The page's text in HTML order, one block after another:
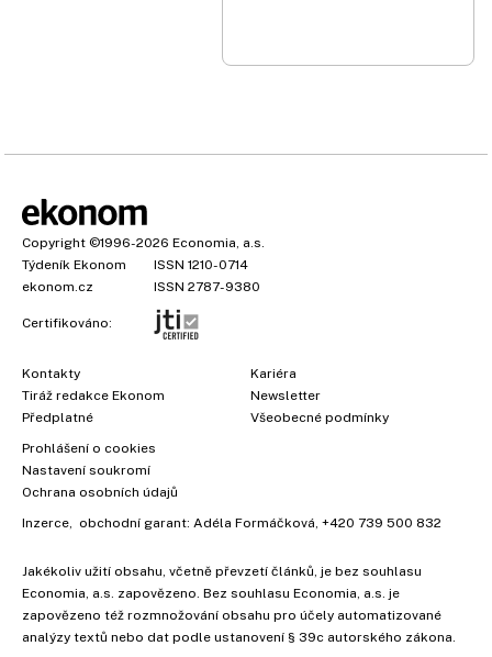
Copyright ©1996-2026 Economia, a.s.
Týdeník Ekonom
ISSN 1210-0714
ekonom.cz
ISSN 2787-9380
Certifikováno:
Kontakty
Tiráž redakce Ekonom
Předplatné
Kariéra
Newsletter
Všeobecné podmínky
Prohlášení o cookies
Nastavení soukromí
Ochrana osobních údajů
Inzerce , obchodní garant: Adéla Formáčková +420 739 500 832
Jakékoliv užití obsahu, včetně převzetí článků, je bez souhlasu
Economia, a.s. zapovězeno. Bez souhlasu Economia, a.s. je
zapovězeno též rozmnožování obsahu pro účely automatizované
analýzy textů nebo dat podle ustanovení § 39c autorského zákona.